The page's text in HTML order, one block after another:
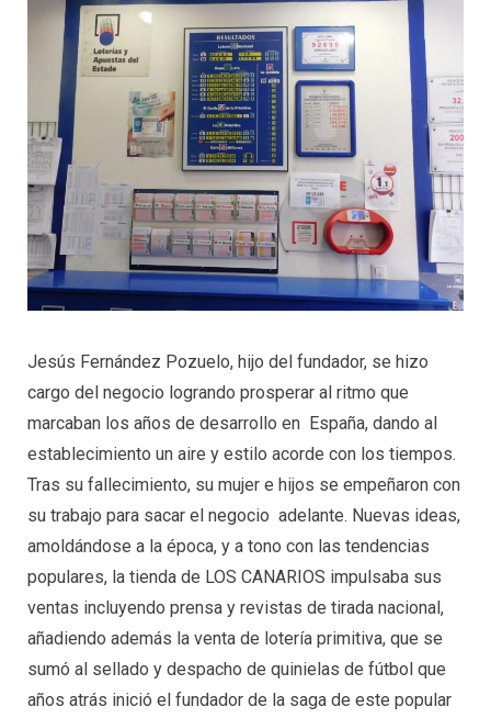
Jesús Fernández Pozuelo, hijo del fundador, se hizo
cargo del negocio logrando prosperar al ritmo que
marcaban los años de desarrollo en España, dando al
establecimiento un aire y estilo acorde con los tiempos.
Tras su fallecimiento, su mujer e hijos se empeñaron con
su trabajo para sacar el negocio adelante. Nuevas ideas,
amoldándose a la época, y a tono con las tendencias
populares, la tienda de LOS CANARIOS impulsaba sus
ventas incluyendo prensa y revistas de tirada nacional,
añadiendo además la venta de lotería primitiva, que se
sumó al sellado y despacho de quinielas de fútbol que
años atrás inició el fundador de la saga de este popular